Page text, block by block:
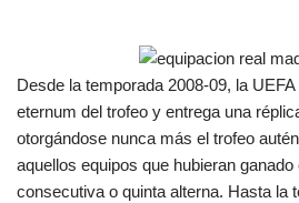
Desde la temporada 2008-09, la
eternum del trofeo y entrega una
otorgándose nunca más el trofeo
aquellos equipos que hubieran
consecutiva o quinta alterna. Hasta la